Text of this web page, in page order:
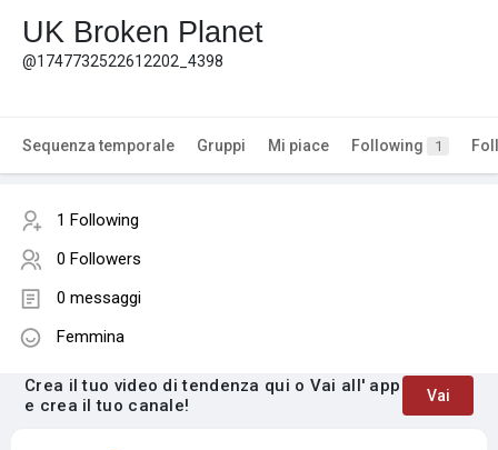
UK Broken Planet
@1747732522612202_4398
Sequenza temporale Gruppi Mi piace Following 1
1 Following
0 Followers
0 messaggi
Femmina
Crea il tuo video di tendenza qui o Vai all' app
e crea il tuo canale!
Vai